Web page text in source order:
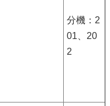
分機：2
01、20
2